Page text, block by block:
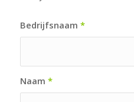
Bedrijfsnaam *
Naam *